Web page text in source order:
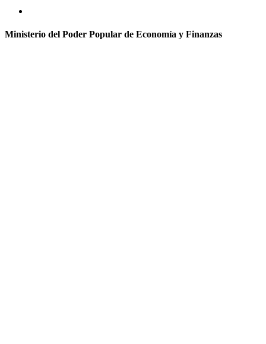
Ministerio del Poder Popular de Economía y Finanzas